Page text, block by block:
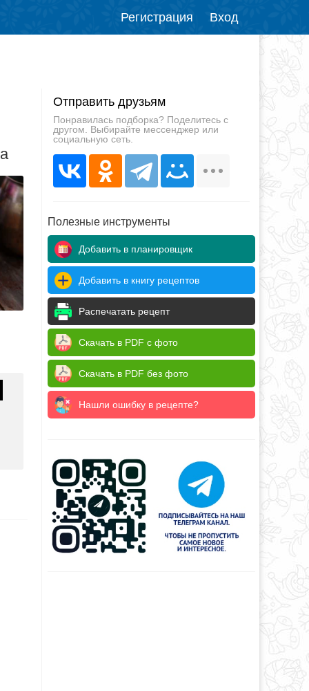
Регистрация Вход
Отправить друзьям
Понравилась подборка? Поделитесь с
другом. Выбирайте мессенджер или
социальную сеть.
Полезные инструменты
Добавить в планировщик
Добавить в книгу рецептов
Распечатать рецепт
Скачать в PDF с фото
Скачать в PDF без фото
Нашли ошибку в рецепте?